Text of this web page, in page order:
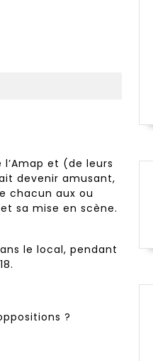
et (de leurs
devenir amusant,
chacun aux ou
sa mise en scène.
le local, pendant
?